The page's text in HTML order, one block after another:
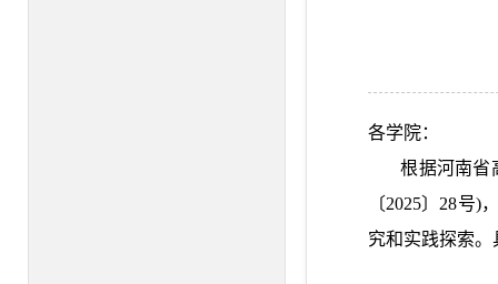
各学院：
根据河南省高
〔2025〕28号
究和实践探索